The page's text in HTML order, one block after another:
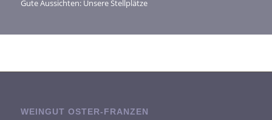
Gute Aussichten: Unsere Stellplätze
WEINGUT OSTER-FRANZEN